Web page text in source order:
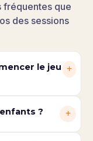
fréquentes que
des sessions
le jeu +
? +